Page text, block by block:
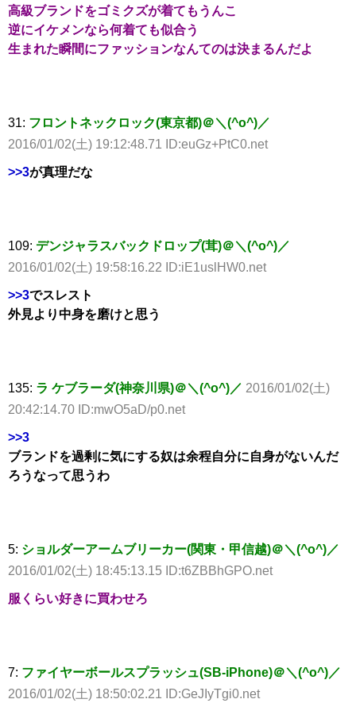
高級ブランドをゴミクズが着てもうんこ
逆にイケメンなら何着ても似合う
生まれた瞬間にファッションなんてのは決まるんだよ
31: フロントネックロック(東京都)＠＼(^o^)／
2016/01/02(土) 19:12:48.71 ID:euGz+PtC0.net
>>3が真理だな
109: デンジャラスバックドロップ(茸)＠＼(^o^)／
2016/01/02(土) 19:58:16.22 ID:iE1uslHW0.net
>>3でスレスト
外見より中身を磨けと思う
135: ラ ケブラーダ(神奈川県)＠＼(^o^)／ 2016/01/02(土)
20:42:14.70 ID:mwO5aD/p0.net
>>3
ブランドを過剰に気にする奴は余程自分に自身がないんだ
ろうなって思うわ
5: ショルダーアームブリーカー(関東・甲信越)＠＼(^o^)／
2016/01/02(土) 18:45:13.15 ID:t6ZBBhGPO.net
服くらい好きに買わせろ
7: ファイヤーボールスプラッシュ(SB-iPhone)＠＼(^o^)／
2016/01/02(土) 18:50:02.21 ID:GeJIyTgi0.net